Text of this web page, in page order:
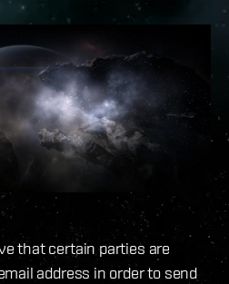
that certain parties are
address in order to send